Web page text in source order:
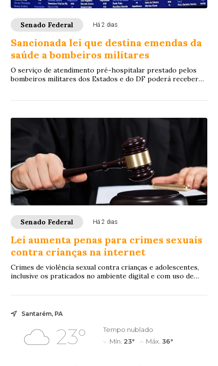
Senado Federal Há 2 dias
Sancionada lei que destina emendas da
saúde a bombeiros militares
O serviço de atendimento pré-hospitalar prestado pelos
bombeiros militares dos Estados e do DF poderá receber
Senado Federal Há 2 dias
Lei aumenta penas para crimes sexuais
contra crianças na internet
Crimes de violência sexual contra crianças e adolescentes,
inclusive os praticados no ambiente digital e com uso de
Santarém, PA
23°
Tempo nublado
Mín. 23° Máx. 36°